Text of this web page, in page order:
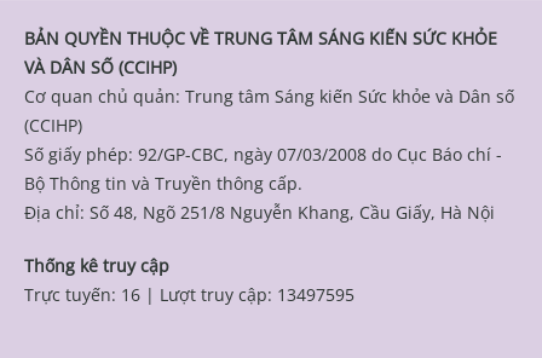
BẢN QUYỀN THUỘC VỀ TRUNG TÂM SÁNG KIẾN SỨC KHỎE
VÀ DÂN SỐ (CCIHP)
Cơ quan chủ quản: Trung tâm Sáng kiến Sức khỏe và Dân số
(CCIHP)
Số giấy phép: 92/GP-CBC, ngày 07/03/2008 do Cục Báo chí -
Bộ Thông tin và Truyền thông cấp.
Địa chỉ: Số 48, Ngõ 251/8 Nguyễn Khang, Cầu Giấy, Hà Nội
Thống kê truy cập
Trực tuyến: 16 | Lượt truy cập: 13497595